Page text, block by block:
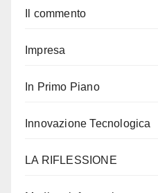
Il commento
Impresa
In Primo Piano
Innovazione Tecnologica
LA RIFLESSIONE